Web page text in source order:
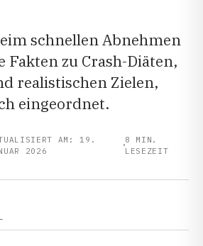
schnellen Abnehmen
Fakten zu Crash-Diäten,
realistischen Zielen,
eingeordnet.
AM: 19.
2026
8 MIN.
LESEZEIT